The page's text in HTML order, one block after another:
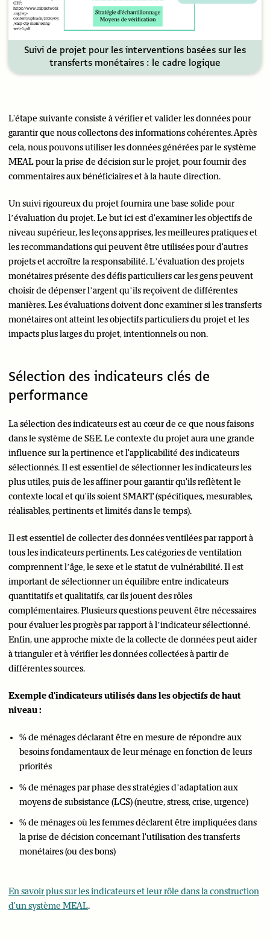
Suivi de projet pour les interventions basées sur les
transferts monétaires : le cadre logique
L'étape suivante consiste à vérifier et valider les données pour
garantir que nous collectons des informations cohérentes. Après
cela, nous pouvons utiliser les données générées par le système
MEAL pour la prise de décision sur le projet, pour fournir des
commentaires aux bénéficiaires et à la haute direction.
Un suivi rigoureux du projet fournira une base solide pour
l’évaluation du projet. Le but ici est d'examiner les objectifs de
niveau supérieur, les leçons apprises, les meilleures pratiques et
les recommandations qui peuvent être utilisées pour d'autres
projets et accroître la responsabilité. L’évaluation des projets
monétaires présente des défis particuliers car les gens peuvent
choisir de dépenser l’argent qu’ils reçoivent de différentes
manières. Les évaluations doivent donc examiner si les transferts
monétaires ont atteint les objectifs particuliers du projet et les
impacts plus larges du projet, intentionnels ou non.
Sélection des indicateurs clés de
performance
La sélection des indicateurs est au cœur de ce que nous faisons
dans le système de S&E. Le contexte du projet aura une grande
influence sur la pertinence et l'applicabilité des indicateurs
sélectionnés. Il est essentiel de sélectionner les indicateurs les
plus utiles, puis de les affiner pour garantir qu'ils reflètent le
contexte local et qu'ils soient SMART (spécifiques, mesurables,
réalisables, pertinents et limités dans le temps).
Il est essentiel de collecter des données ventilées par rapport à
tous les indicateurs pertinents. Les catégories de ventilation
comprennent l’âge, le sexe et le statut de vulnérabilité. Il est
important de sélectionner un équilibre entre indicateurs
quantitatifs et qualitatifs, car ils jouent des rôles
complémentaires. Plusieurs questions peuvent être nécessaires
pour évaluer les progrès par rapport à l’indicateur sélectionné.
Enfin, une approche mixte de la collecte de données peut aider
à trianguler et à vérifier les données collectées à partir de
différentes sources.
Exemple d'indicateurs utilisés dans les objectifs de haut
niveau :
% de ménages déclarant être en mesure de répondre aux
besoins fondamentaux de leur ménage en fonction de leurs
priorités
% de ménages par phase des stratégies d’adaptation aux
moyens de subsistance (LCS) (neutre, stress, crise, urgence)
% de ménages où les femmes déclarent être impliquées dans
la prise de décision concernant l'utilisation des transferts
monétaires (ou des bons)
En savoir plus sur les indicateurs et leur rôle dans la construction
d'un système MEAL.